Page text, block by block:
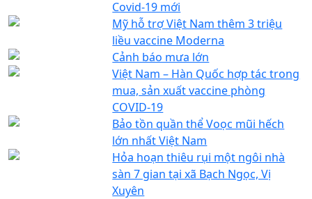
Covid-19 mới
Mỹ hỗ trợ Việt Nam thêm 3 triệu
liều vaccine Moderna
Cảnh báo mưa lớn
Việt Nam – Hàn Quốc hợp tác trong
mua, sản xuất vaccine phòng
COVID-19
Bảo tồn quần thể Voọc mũi hếch
lớn nhất Việt Nam
Hỏa hoạn thiêu rụi một ngôi nhà
sàn 7 gian tại xã Bạch Ngọc, Vị
Xuyên